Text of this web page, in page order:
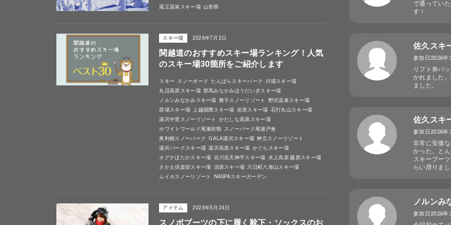
蔵王温泉スキー場 山形県
スキー場 2026年7月2日
関越道のおすすめスキー場ランキング！人気
のスキー場30箇所をご紹介します
スキー スノーボード たんばらスキーパーク
川場スキー場
丸沼高原スキー場 群馬みなかみほうだいぎスキー場
ノルンみなかみスキー場 舞子スノーリゾート
野沢温泉スキー場
苗場スキー場
上越国際スキー場 岩原スキー場 石打丸山スキー場
湯沢中里スノーリゾート
かたしな高原スキー場
ホワイトワールド尾瀬岩鞍 スノーパーク尾瀬戸倉
奥利根スノーパーク
GALA湯沢スキー場 神立スノーリゾート
湯沢パークスキー場 湯沢高原スキー場 かぐらスキー場
オグナほたかスキー場 谷川岳天神平スキー場 水上高原 藤原スキー場
さかえ倶楽部スキー場 須原スキー場 六日町八海山スキー場
ムイカスノーリゾート
NASPAスキーガーデン
アイテム 2026年5月24日
スノボブーツの下に履く靴下・ソックスのお
で通ってい
す！
佐久スキ
参加日2026年
リフト券パ
かれました
ました。
佐久スキ
参加日2026年
非常に安価
かった。と
スキーブー
らい滑りま
ノルンみ
参加日2026年